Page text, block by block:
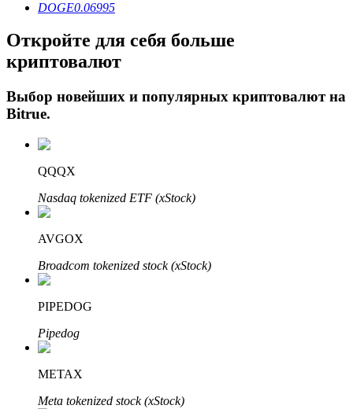
Изучите стейкинг
Узнайте о пассивном доходе
Bitrue
AI
DOGE0.06995
Откройте для себя больше
криптовалют
Выбор новейших и популярных криптовалют на
Bitrue.
QQQX
Nasdaq tokenized ETF (xStock)
AVGOX
Broadcom tokenized stock (xStock)
PIPEDOG
Pipedog
METAX
Meta tokenized stock (xStock)